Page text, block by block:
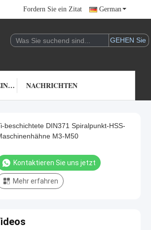
Fordern Sie ein Zitat German
FORDERN SIE EIN ZITAT NACHRICHTEN
beschichtete DIN371 Spiralpunkt-HSS-
M3-M50
Kontaktieren Sie uns jetzt
Mehr erfahren